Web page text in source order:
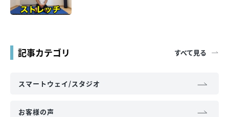
記事カテゴリ すべて見る
スマートウェイ/スタジオ
お客様の声